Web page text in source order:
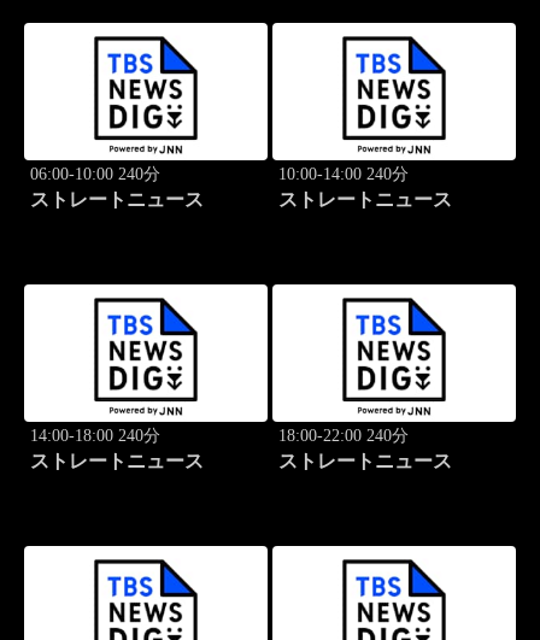
06:00-10:00 240分
ストレートニュース
10:00-14:00 240分
ストレートニュース
14:00-18:00 240分
ストレートニュース
18:00-22:00 240分
ストレートニュース